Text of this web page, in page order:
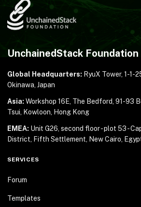
UnchainedStack Foundation
Global Headquarters: RyuX Tower, 1-1-
Okinawa, Japan
Asia: Workshop 16E, The Bedford, 91-93
Tsui, Kowloon, Hong Kong
EMEA: Unit G26, second floor - plot 53 -
District, Fifth Settlement, New Cairo,
SERVICES
Forum
Templates